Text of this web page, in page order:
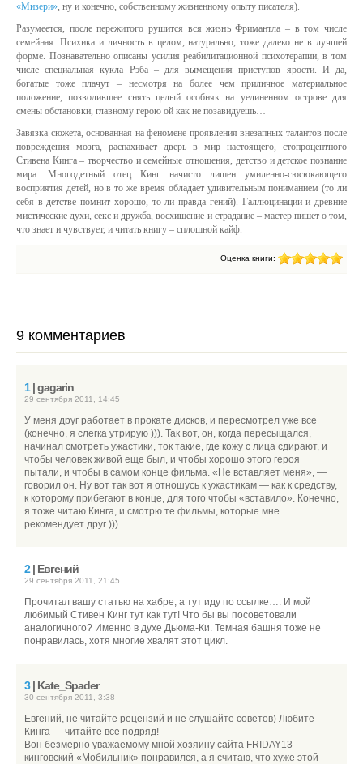
«Мизери», ну и конечно, собственному жизненному опыту писателя).
Разумеется, после пережитого рушится вся жизнь Фримантла – в том числе
семейная. Психика и личность в целом, натурально, тоже далеко не в лучшей
форме. Познавательно описаны усилия реабилитационной психотерапии, в том
числе специальная кукла Рэба – для вымещения приступов ярости. И да,
богатые тоже плачут – несмотря на более чем приличное материальное
положение, позволившее снять целый особняк на уединенном острове для
смены обстановки, главному герою ой как не позавидуешь…
Завязка сюжета, основанная на феномене проявления внезапных талантов после
повреждения мозга, распахивает дверь в мир настоящего, стопроцентного
Стивена Кинга – творчество и семейные отношения, детство и детское познание
мира. Многодетный отец Кинг начисто лишен умиленно-сюсюкающего
восприятия детей, но в то же время обладает удивительным пониманием (то ли
себя в детстве помнит хорошо, то ли правда гений). Галлюцинации и древние
мистические духи, секс и дружба, восхищение и страдание – мастер пишет о том,
что знает и чувствует, и читать книгу – сплошной кайф.
Оценка книги:
9 комментариев
1| gagarin
29 сентября 2011, 14:45
У меня друг работает в прокате дисков, и пересмотрел уже все
(конечно, я слегка утрирую ))). Так вот, он, когда пересыщался,
начинал смотреть ужастики, ток такие, где кожу с лица сдирают, и
чтобы человек живой еще был, и чтобы хорошо этого героя
пытали, и чтобы в самом конце фильма. «Не вставляет меня», —
говорил он. Ну вот так вот я отношусь к ужастикам — как к средству,
к которому прибегают в конце, для того чтобы «вставило». Конечно,
я тоже читаю Кинга, и смотрю те фильмы, которые мне
рекомендует друг )))
2| Евгений
29 сентября 2011, 21:45
Прочитал вашу статью на хабре, а тут иду по ссылке…. И мой
любимый Стивен Кинг тут как тут! Что бы вы посоветовали
аналогичного? Именно в духе Дьюма-Ки. Темная башня тоже не
понравилась, хотя многие хвалят этот цикл.
3| Kate_Spader
30 сентября 2011, 3:38
Евгений, не читайте рецензий и не слушайте советов) Любите
Кинга — читайте все подряд!
Вон безмерно уважаемому мной хозяину сайта FRIDAY13
кинговский «Мобильник» понравился, а я считаю, что хуже этой